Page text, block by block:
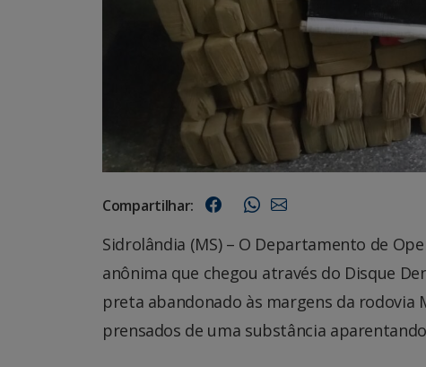
Compartilhar:
Sidrolândia (MS) – O Departamento de
anônima que chegou através do Disque
preta abandonado às margens da rodovia
prensados de uma substância